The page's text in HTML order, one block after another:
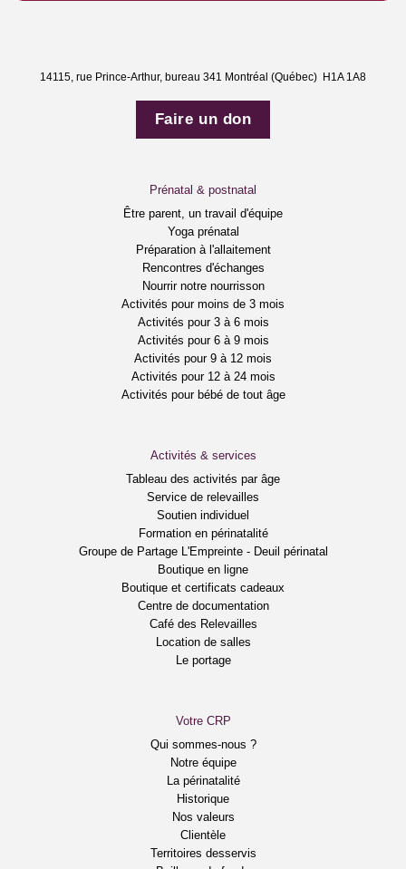
14115, rue Prince-Arthur, bureau 341 Montréal (Québec) H1A 1A8
Faire un don
Prénatal & postnatal
Être parent, un travail d'équipe
Yoga prénatal
Préparation à l'allaitement
Rencontres d'échanges
Nourrir notre nourrisson
Activités pour moins de 3 mois
Activités pour 3 à 6 mois
Activités pour 6 à 9 mois
Activités pour 9 à 12 mois
Activités pour 12 à 24 mois
Activités pour bébé de tout âge
Activités & services
Tableau des activités par âge
Service de relevailles
Soutien individuel
Formation en périnatalité
Groupe de Partage L'Empreinte - Deuil périnatal
Boutique en ligne
Boutique et certificats cadeaux
Centre de documentation
Café des Relevailles
Location de salles
Le portage
Votre CRP
Qui sommes-nous ?
Notre équipe
La périnatalité
Historique
Nos valeurs
Clientèle
Territoires desservis